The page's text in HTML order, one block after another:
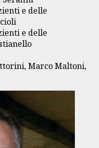
e delle
e delle
Marco Maltoni,